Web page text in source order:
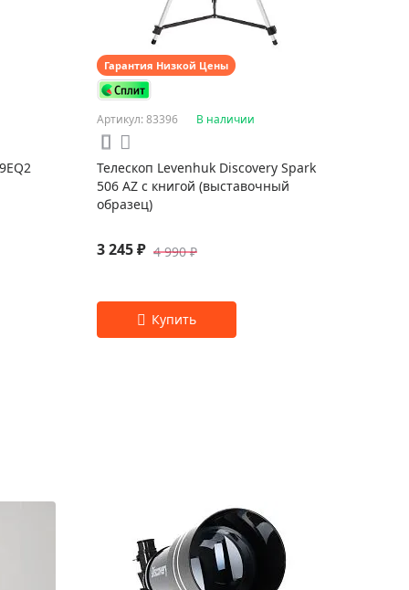
Гарантия Низкой Цены
Артикул: 83396 В наличии
Телескоп Levenhuk Discovery Spark
506 AZ с книгой (выставочный
образец)
3 245 ₽ 4 990 ₽